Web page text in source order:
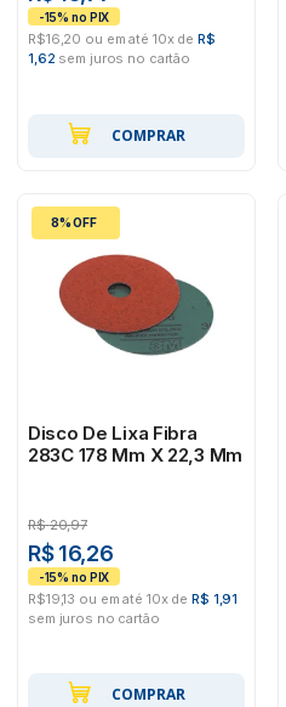
R$16,20 ou em até 10x de R$
1,62 sem juros no cartão
COMPRAR
8% OFF
Disco De Lixa Fibra
283C 178 Mm X 22,3 Mm
R$ 20,97
R$ 16,26
R$19,13 ou em até 10x de R$ 1,91
sem juros no cartão
COMPRAR